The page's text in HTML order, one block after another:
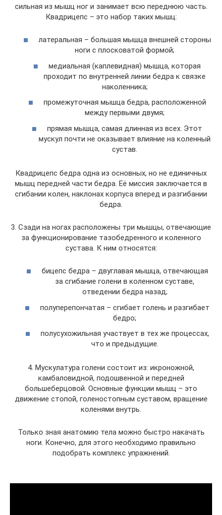
сильная из мышц ног и занимает всю переднюю часть.
Квадрицепс – это набор таких мышц:
латеральная – большая мышца внешней стороны
ноги с плосковатой формой;
медиальная (каплевидная) мышца, которая
проходит по внутренней линии бедра к связке
наколенника;
промежуточная мышца бедра, расположенной
между первыми двумя;
прямая мышца, самая длинная из всех. Этот
мускул почти не оказывает влияние на коленный
сустав.
Квадрицепс бедра одна из основных, но не единичных
мышц передней части бедра. Её миссия заключается в
сгибании колен, наклонах корпуса вперед и разгибании
бедра.
3. Сзади на ногах расположены три мышцы, отвечающие
за функционирование тазобедренного и коленного
сустава. К ним относятся:
бицепс бедра – двуглавая мышца, отвечающая
за сгибание голени в коленном суставе,
отведении бедра назад;
полуперепончатая – сгибает голень и разгибает
бедро;
полусухожильная участвует в тех же процессах,
что и предыдущие.
4. Мускулатура голени состоит из: икроножной,
камбаловидной, подошвенной и передней
большеберцовой. Основные функции мышц – это
движение стопой, голеностопным суставом, вращение
коленями внутрь.
Только зная анатомию тела можно быстро накачать
ноги. Конечно, для этого необходимо правильно
подобрать комплекс упражнений.